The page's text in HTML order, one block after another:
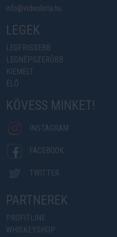
info@videolista.hu
LEGEK
LEGFRISSEBB
LEGNÉPSZERŰBB
KIEMELT
ÉLŐ
KÖVESS MINKET!
INSTAGRAM
FACEBOOK
TWITTER
PARTNEREK
PROFITLINE
WHISKEYSHOP